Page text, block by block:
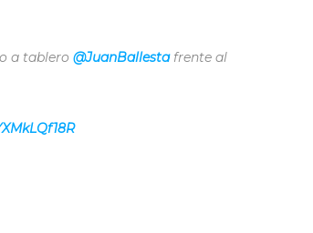
a tablero @JuanBallestafrente al